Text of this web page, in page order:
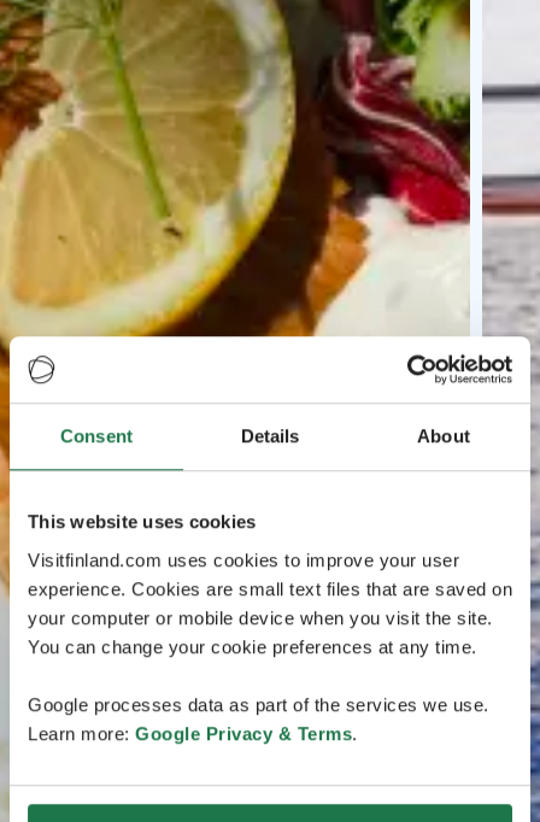
Consent Details About
This website uses cookies
Visitfinland.com uses cookies to improve your user
experience. Cookies are small text files that are saved on
your computer or mobile device when you visit the site.
You can change your cookie preferences at any time.
Google processes data as part of the services we use.
Learn more: Google Privacy & Terms.